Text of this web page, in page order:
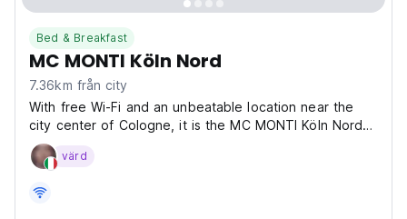
Bed & Breakfast
MC MONTI Köln Nord
7.36km från city
With free Wi-Fi and an unbeatable location near the
city center of Cologne, it is the MC MONTI Köln Nord
the ideal choice for your stay. Enjoy the excellent
location—just a few minutes from shopping,
reach...
värd